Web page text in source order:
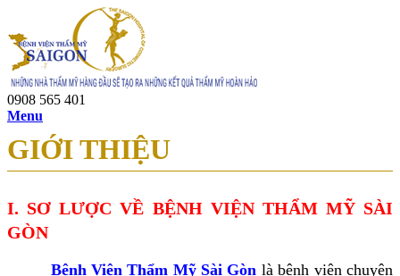
0908 565 401
Menu
GIỚI THIỆU
I. SƠ LƯỢC VỀ BỆNH VIỆN THẨM MỸ SÀI
GÒN
Bệnh Viện Thẩm Mỹ Sài Gòn là bệnh viện chuyên